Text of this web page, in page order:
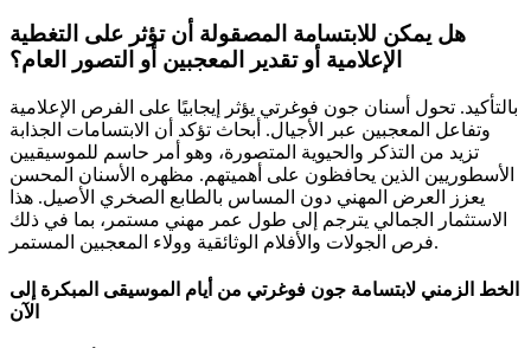
هل يمكن للابتسامة المصقولة أن تؤثر على التغطية
الإعلامية أو تقدير المعجبين أو التصور العام؟
بالتأكيد. تحول أسنان جون فوغرتي يؤثر إيجابيًا على الفرص الإعلامية
وتفاعل المعجبين عبر الأجيال. أبحاث تؤكد أن الابتسامات الجذابة
تزيد من التذكر والحيوية المتصورة، وهو أمر حاسم للموسيقيين
الأسطوريين الذين يحافظون على أهميتهم. مظهره الأسنان المحسن
يعزز العرض المهني دون المساس بالطابع الصخري الأصيل. هذا
الاستثمار الجمالي يترجم إلى طول عمر مهني مستمر، بما في ذلك
فرص الجولات والأفلام الوثائقية وولاء المعجبين المستمر.
الخط الزمني لابتسامة جون فوغرتي من أيام الموسيقى المبكرة إلى
الآن